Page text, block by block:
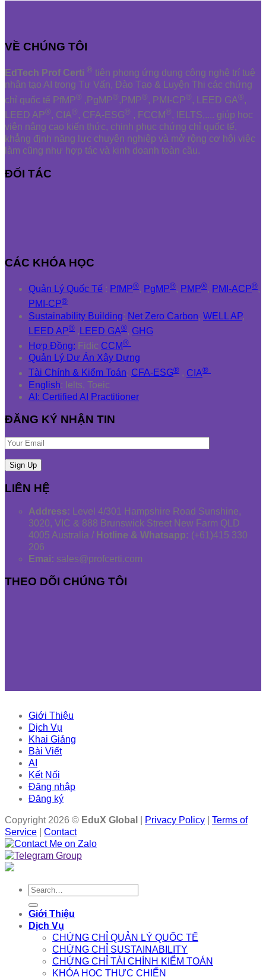
VỀ CHÚNG TÔI
EdTech Prof Certi ® tiên phong ứng dụng công nghệ trí tuệ
nhân tạo AI trong Tư Vấn, Đào Tạo & Luyện Thi các chứng
chỉ quốc tế PfMP® ,PgMP®,PMP®, PMI-CP®, LEED GA®,
LEED AP®, CIA®, CFA-ESG® , FCCM®, IELTS,.... giúp học
viên nâng cao kiến thức, chinh phục chứng chỉ quốc tế,
khẳng định năng lực chuyên nghiệp và mở rộng cơ hội việc
làm cũng như hợp tác và kinh doanh toàn cầu.
ĐỐI TÁC
CÁC KHÓA HỌC
Quản Lý Quốc Tế : PfMP®, PgMP®, PMP®, PMI-ACP®,
PMI-CP®
Sustainability Building: Net Zero Carbon, WELL AP,
LEED AP® , LEED GA®, GHG
Hợp Đồng: Fidic CCM®
Quản Lý Dự Án Xây Dựng
Tài Chính & Kiểm Toán: CFA-ESG® , CIA®
English: Ielts, Toeic
AI: Certified AI Practitioner
ĐĂNG KÝ NHẬN TIN
LIÊN HỆ
Address: Level 4/301 Hampshire Road Sunshine,
3020, VIC & 888 Brunswick Street New Farm QLD
4005 Australia / Hotline & Whatsapp: (+61)415 330
206
Emai: sales@profcerti.com
THEO DÕI CHÚNG TÔI
Giới Thiệu
Dịch Vụ
Khai Giảng
Bài Viết
AI
Kết Nối
Đăng nhập
Đăng ký
Copyright 2026 © EduX Global Privacy Policy
Terms of
Service
Contact
Search
Giới Thiệu
Dịch Vụ
CHỨNG CHỈ QUẢN LÝ QUỐC TẾ
CHỨNG CHỈ SUSTAINABILITY
CHỨNG CHỈ TÀI CHÍNH KIỂM TOÁN
KHÓA HỌC THỰC CHIẾN